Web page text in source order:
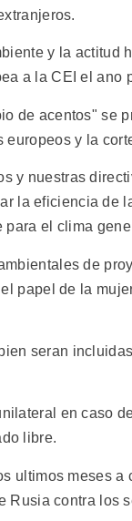
y la actitud
a la CEI el ano
de acentos" se
y la
y nuestras
la eficiencia de
para el clima
de
papel de la
seran
en caso
libre.
ultimos meses
Rusia contra los